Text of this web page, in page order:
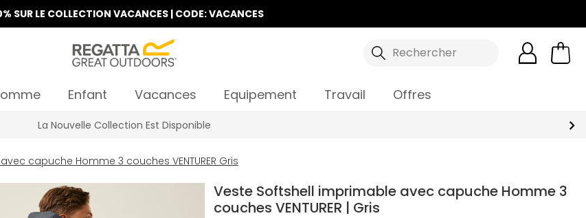
SUR LE COLLECTION VACANCES | CODE: VACANCES
Rechercher
Enfant Vacances Equipement Travail Offres
La Nouvelle Collection Est Disponible
capuche Homme 3 couches VENTURER Gris
Veste Softshell imprimable avec capuche Homme 3
couches VENTURER | Gris